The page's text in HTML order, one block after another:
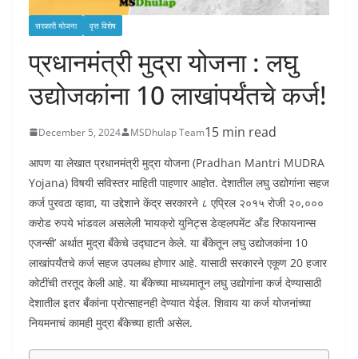
सरकारी योजना वृत्त विशेष
प्रधानमंत्री मुद्रा योजना : लघु
उद्योजकांना 10 लाखांपर्यंतचे कर्ज!
December 5, 2024 MSDhulap Team15 min read
आपण या लेखात प्रधानमंत्री मुद्रा योजना (Pradhan Mantri MUDRA
Yojana) विषयी सविस्तर माहिती पाहणार आहोत. देशातील लघु उद्योगांना सहज
कर्ज पुरवठा व्हावा, या उद्देशाने केंद्र सरकारने ८ एप्रिल २०१५ रोजी २०,०००
करोड रुपये भांडवल असलेली ‘मायक्रो युनिट्स डेव्हलपमेंट अँड रिफायनान्स
एजन्सी’ अर्थात मुद्रा बँकेचे उद्घाटन केले. या बँकेतून लघु उद्योजकांना 10
लाखांपर्यंतचे कर्ज सहज उपलब्ध होणार आहे. यासाठी सरकारने एकूण 20 हजार
कोटींची तरतूद केली आहे. या बँकेच्या माध्यमातून लघु उद्योगांना कर्ज देण्यासाठी
देशातील इतर बँकांना प्रोत्साहनही देण्यात येईल. शिवाय या कर्ज योजनांच्या
नियमनाचं कामही मुद्रा बँकेच्या हाती असेल.